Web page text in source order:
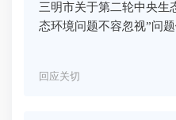
三明市关于第二轮中央生
态环境问题不容忽视”问
回应关切